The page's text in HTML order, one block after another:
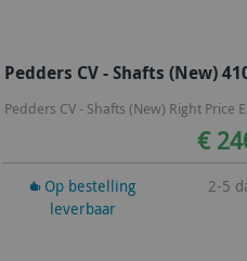
Pedders CV - Shafts (New)
Pedders CV - Shafts (New) Right Price
€
Op bestelling
leverbaar
2-5